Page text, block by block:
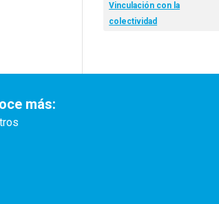
Vinculación con la
colectividad
más: